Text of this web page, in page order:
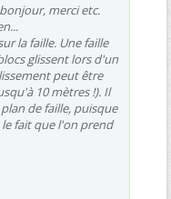
merci etc.
la faille. Une faille
glissent lors d'un
peut être
10 mètres !). Il
de faille, puisque
fait que l'on prend